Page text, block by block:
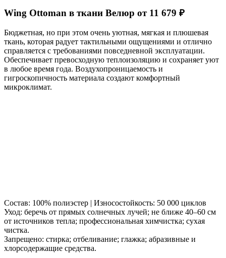
Wing Ottoman в ткани Велюр от 11 679 ₽
Бюджетная, но при этом очень уютная, мягкая и плюшевая
ткань, которая радует тактильными ощущениями и отлично
справляется с требованиями повседневной эксплуатации.
Обеспечивает превосходную теплоизоляцию и сохраняет уют
в любое время года. Воздухопроницаемость и
гигроскопичность материала создают комфортный
микроклимат.
Состав: 100% полиэстер | Износостойкость: 50 000 циклов
Уход: беречь от прямых солнечных лучей; не ближе 40–60 см
от источников тепла; профессиональная химчистка; сухая
чистка.
Запрещено: стирка; отбеливание; глажка; абразивные и
хлорсодержащие средства.